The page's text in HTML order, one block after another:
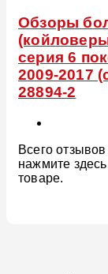
Обзоры
серия 6
2009-2017
28894-2
Всего
нажмите
товаре.